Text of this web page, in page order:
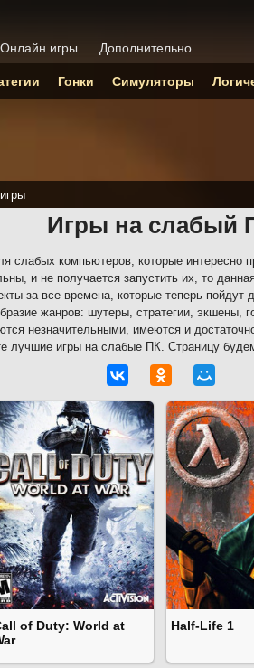
Игры на слабый
слабых компьютеров, которые интересно
и не получается запустить их, то
за все времена, которые теперь
жанров: шутеры, стратегии, экшены,
незначительными, имеются и
лучшие игры на слабые ПК. Страницу
of Duty: World at
Half-Life 1
Онлайн игры Дополнительно
Гонки Симуляторы